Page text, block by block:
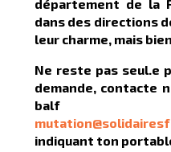
département de la
dans des directions
leur charme, mais
Ne reste pas seul.e
demande, contacte
balf
indiquant ton